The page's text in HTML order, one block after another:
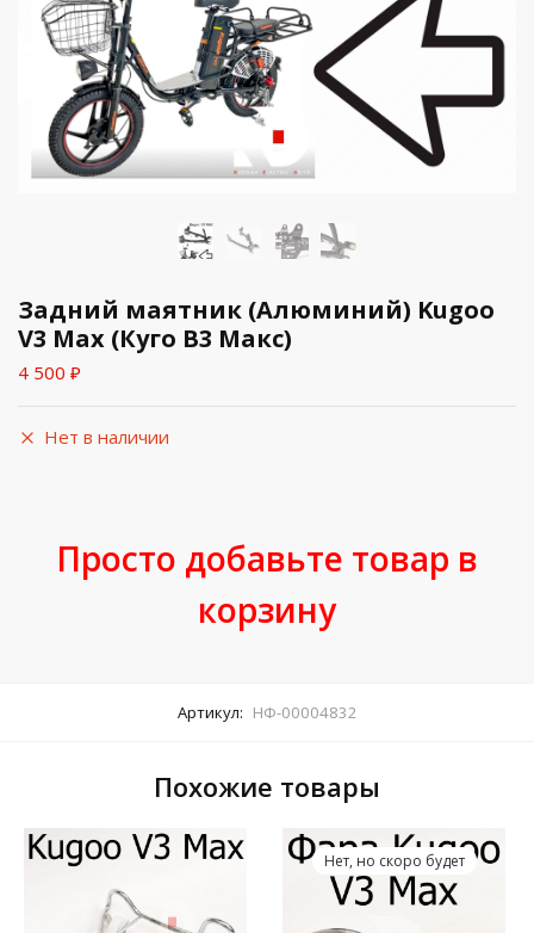
Задний маятник (Алюминий) Kugoo
V3 Max (Куго В3 Макс)
4 500 ₽
Нет в наличии
Просто добавьте товар в
корзину
Артикул: НФ-00004832
Похожие товары
Нет, но скоро будет